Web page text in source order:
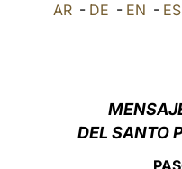
AR- DE - EN - ES
DEL SANTO